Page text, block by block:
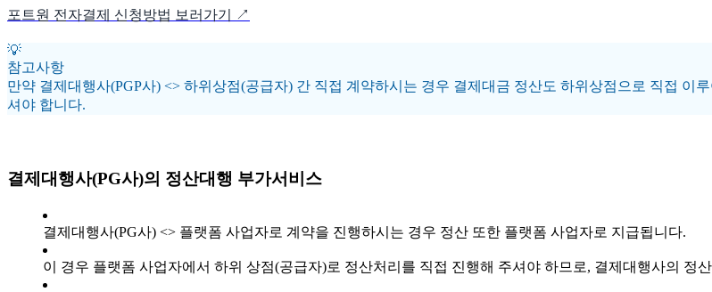
포트원 전자결제 신청방법 보러가기 ↗
💡
참고사항
만약 결제대행사(PGP사) <> 하위상점(공급자) 간 직접 계약하시는 경우 결제대금 정산도 하위상점으로 직접 이
셔야 합니다.
결제대행사(PG사)의 정산대행 부가서비스
결제대행사(PG사) <> 플랫폼 사업자로 계약을 진행하시는 경우 정산 또한 플랫폼 사업자로 지급됩니다.
이 경우 플랫폼 사업자에서 하위 상점(공급자)로 정산처리를 직접 진행해 주셔야 하므로, 결제대행사의 정